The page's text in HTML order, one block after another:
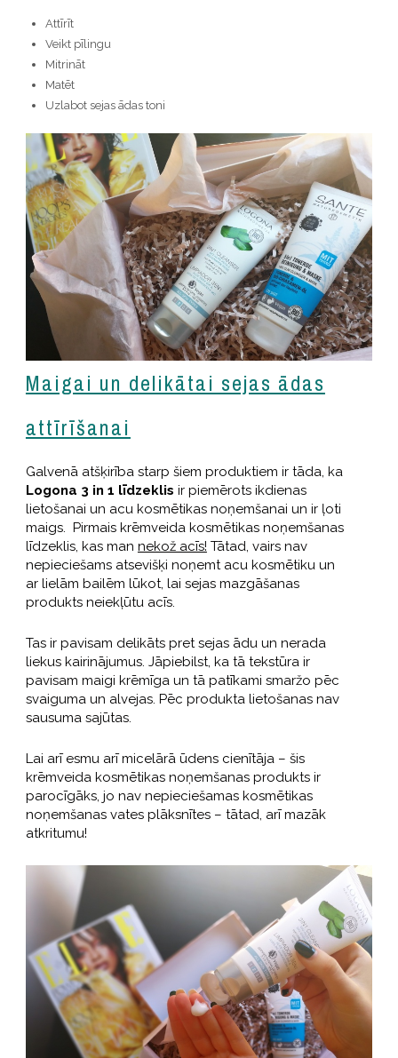
Attīrīt
Veikt pīlingu
Mitrināt
Matēt
Uzlabot sejas ādas toni
Maigai un delikātai sejas ādas
attīrīšanai
Galvenā atšķirība starp šiem produktiem ir tāda, ka
Logona 3 in 1 līdzeklis ir piemērots ikdienas
lietošanai un acu kosmētikas noņemšanai un ir ļoti
maigs. Pirmais krēmveida kosmētikas noņemšanas
līdzeklis, kas man nekož acīs! Tātad, vairs nav
nepieciešams atsevišķi noņemt acu kosmētiku un
ar lielām bailēm lūkot, lai sejas mazgāšanas
produkts neiekļūtu acīs.
Tas ir pavisam delikāts pret sejas ādu un nerada
liekus kairinājumus. Jāpiebilst, ka tā tekstūra ir
pavisam maigi krēmīga un tā patīkami smaržo pēc
svaiguma un alvejas. Pēc produkta lietošanas nav
sausuma sajūtas.
Lai arī esmu arī micelārā ūdens cienītāja – šis
krēmveida kosmētikas noņemšanas produkts ir
parocīgāks, jo nav nepieciešamas kosmētikas
noņemšanas vates plāksnītes – tātad, arī mazāk
atkritumu!